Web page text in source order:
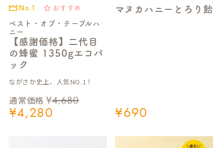
ベスト・オブ・テーブルハ
ニー
【感謝価格】二代目
の蜂蜜 1350gエコパ
ック
No.1 おすすめ
通常価格 ¥4,680
¥4,280
ながさか史上、人気NO.1！
マヌカハニーとろり飴
¥690